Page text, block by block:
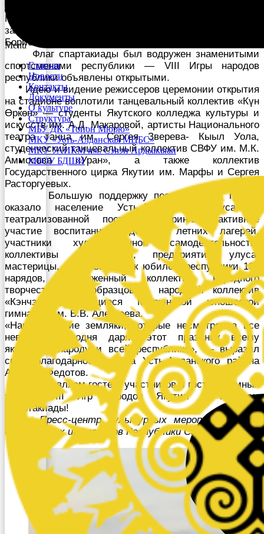
Menu
Главная
Новости
Контакты
Документы
О культуре
Структура
МБУ ДК «Тойон Мюрю»
МКУ «Усть-Алданская МЦБС»
МКУ УАИКМ им. Сэһэн Ардьакыап
МБОУ БДШИ
Дальневосточному федеральному округу,
Министерства здравоохранения РФ Сергей Пандов,
заместитель главы Усть-Алданского улуса Михаил
Борисов.
Флаг спартакиады был водружен знаменитыми
спортсменами республики — VIII Игры народов
республики объявлены открытыми.
Идею и видение режиссеров церемонии открытия
на стадионе воплотили танцевальный коллектив «Күн
Өркөн» — студенты Якутского колледжа культуры и
искусств им. А.Д. Макаровой, артисты Национального
театра танца им. Сергея Зверева- Кыыл Уола,
студенческий танцевальный коллектив СВФУ им. М.К.
Аммосова «Уран», а также коллектив
Государственного цирка Якутии им. Марфы и Сергея
Расторгуевых.
Большую поддержку постановочной группе
оказало население Усть-Алданского улуса. В
театрализованной постановке приняли активное
участие воспитанники детских летних лагерей,
участники художественной самодеятельности,
коллективы организаций, предприятий улуса,
мастерицы, изготовившие к юбилею республики 100
нарядов, заслуженный коллектив народного
творчества РФ, образцовый, народный коллектив
«Кэнчээри», учащиеся Мюрюнской юношеской
гимназии им. В.В. Алексеева.
«Наши дорогие земляки, которые несмотря на все
невзгоды, сегодня дарят этот праздник всему
якутскому народу и всей республике», — выразил
свою благодарность глава Усть-Алданского района
Алексей Федотов.
Поздравляем гостей, участников и гостеприимных
хозяев VIII Игр народов Якутии с началом
Спартакиады!
Пресс-центр культурных мероприятий VIII
Спортивных игр народов Республики Саха (Якутия)